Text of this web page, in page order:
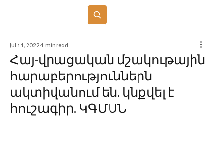
Հայ-վրացական մշակութային
հարաբերություններն
ակտիվանում են. կնքվել է
հուշագիր. ԿԳՄՍՆ
Jul 11, 2022 1 min read